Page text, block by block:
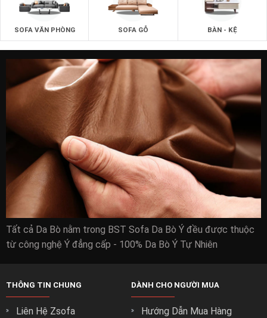
SOFA VĂN PHÒNG SOFA GỖ BÀN - KỆ
Tất cả Da Bò nằm trong BST Sofa Da Bò Ý đều được thuộc
từ công nghệ Ý đẳng cấp - 100% Da Bò Ý Tự Nhiên
THÔNG TIN CHUNG
Liên Hệ Zsofa
DÀNH CHO NGƯỜI MUA
Hướng Dẫn Mua Hàng